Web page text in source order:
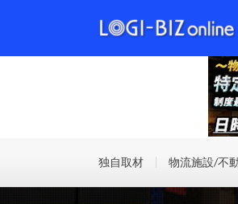
独自取材 物流施設/不